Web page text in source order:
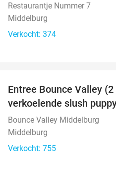
Restaurantje Nummer 7
Middelburg
Verkocht: 374
Entree Bounce Valley
verkoelende slush
Bounce Valley Middelburg
Middelburg
Verkocht: 755